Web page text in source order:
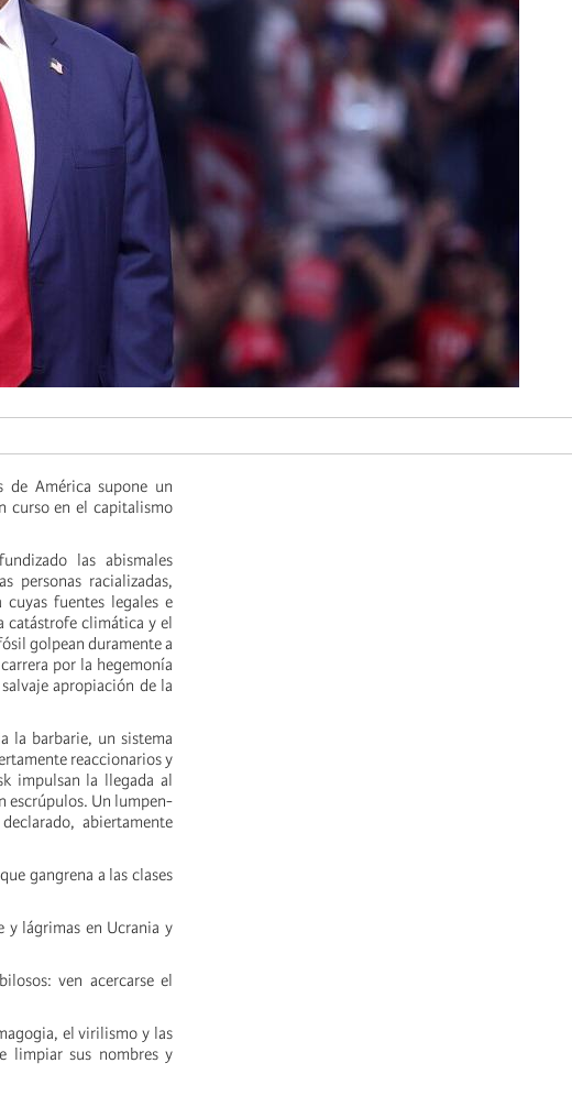
de América supone un
curso en el capitalismo
las abismales
personas racializadas,
fuentes legales e
catástrofe climática y el
golpean duramente a
por la hegemonía
apropiación de la
la barbarie, un sistema
reaccionarios y
impulsan la llegada al
escrúpulos. Un lumpen-
abiertamente
gangrena a las clases
y lágrimas en Ucrania y
ven acercarse el
el virilismo y las
limpiar sus nombres y